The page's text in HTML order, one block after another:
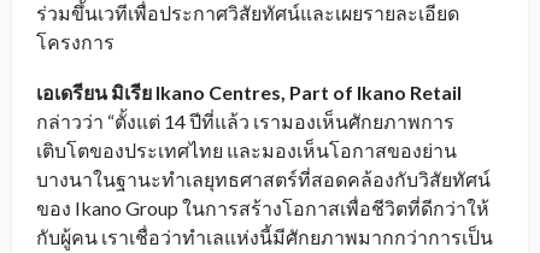
ร่วมขึ้นเวทีเพื่อประกาศวิสัยทัศน์และเผยรายละเอียด
โครงการ
เอเดรียน มิเรีย Ikano Centres, Part of Ikano Retail
กล่าวว่า “ตั้งแต่ 14 ปีที่แล้ว เรามองเห็นศักยภาพการ
เติบโตของประเทศไทย และมองเห็นโอกาสของย่าน
บางนาในฐานะทำเลยุทธศาสตร์ที่สอดคล้องกับวิสัยทัศน์
ของ Ikano Group ในการสร้างโอกาสเพื่อชีวิตที่ดีกว่าให้
กับผู้คน เราเชื่อว่าทำเลแห่งนี้มีศักยภาพมากกว่าการเป็น